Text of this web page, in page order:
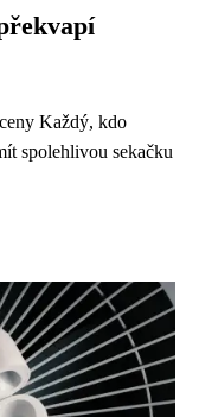
Každý, kdo
spolehlivou sekačku